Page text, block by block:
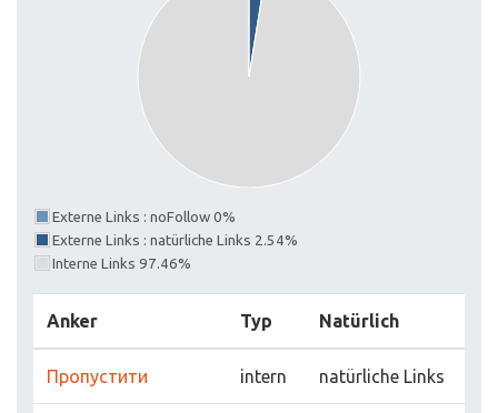
Externe Links : noFollow 0%
Externe Links : natürliche Links 2.54%
Interne Links 97.46%
Anker Typ Natürlich
Пропустити intern natürliche Links